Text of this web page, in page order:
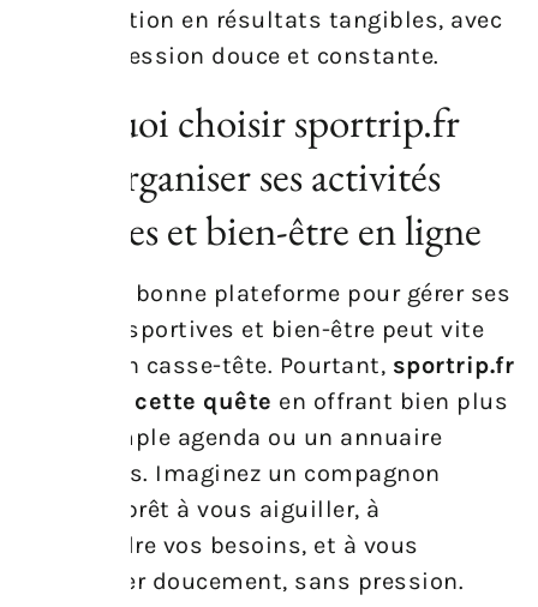
la motivation en résultats tangibles, avec
une progression douce et constante.
Pourquoi choisir sportrip.fr
pour organiser ses activités
sportives et bien-être en ligne
Choisir la bonne plateforme pour gérer ses
activités sportives et bien-être peut vite
devenir un casse-tête. Pourtant, sportrip.fr
simplifie cette quête en offrant bien plus
qu’un simple agenda ou un annuaire
d’adresses. Imaginez un compagnon
toujours prêt à vous aiguiller, à
comprendre vos besoins, et à vous
encourager doucement, sans pression.